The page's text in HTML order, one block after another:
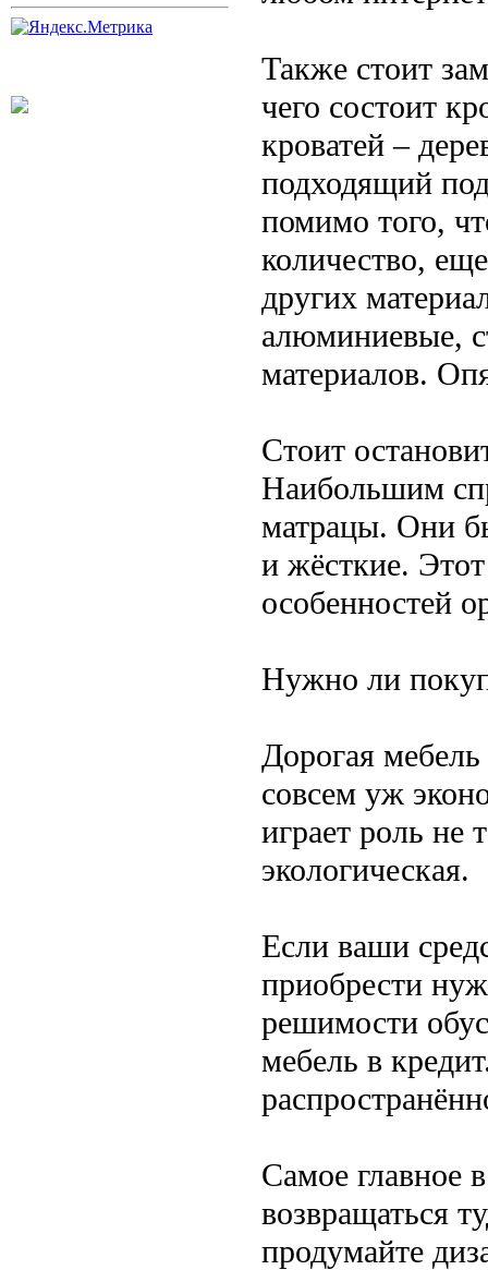
Также стоит
чего состоит
кроватей –
подходящий
помимо того,
количество,
других
алюминиевые,
материалов.
Стоит
Наибольшим
матрацы. Они
и жёсткие.
особенностей
Нужно ли
Дорогая
совсем уж
играет роль не
экологическая.
Если ваши
приобрести
решимости
мебель в
Самое главное
возвращаться
продумайте